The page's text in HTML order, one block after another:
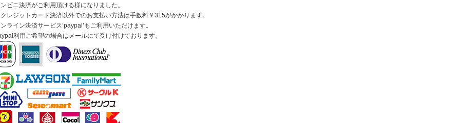
ビニ決済がご利用頂ける様になりました。
レジットカード決済以外でのお支払い方法は手数料￥315がかかります。
ライン決済サービス’paypal’もご利用いただけます。
利用ご希望の場合はメールにて受け付けております。